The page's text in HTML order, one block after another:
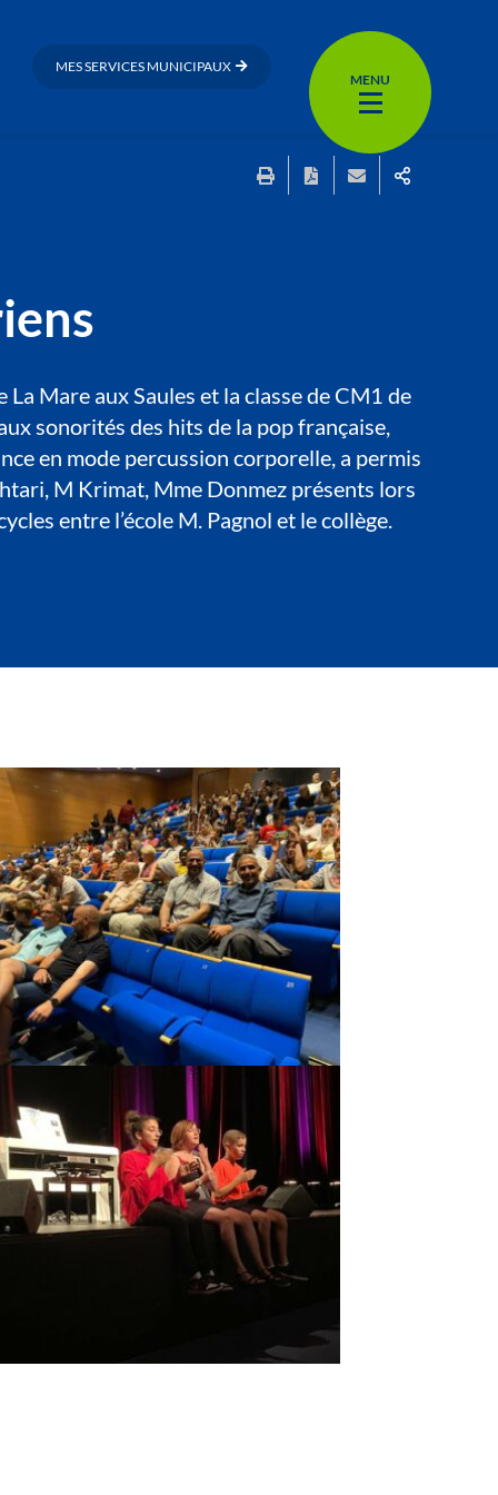
MES SERVICES MUNICIPAUX
MENU
Mare aux Saules et la classe de CM1 de
sonorités des hits de la pop française,
en mode percussion corporelle, a permis
M Krimat, Mme Donmez présents lors
entre l’école M. Pagnol et le collège.